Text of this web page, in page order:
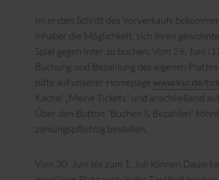
Im ersten Schritt des Vorverkaufs
inhaber die Möglichkeit, sich ihren
Spiel gegen Inter zu buchen. Vom 29. Juni
Buchung und Bezahlung des eigenen
bitte auf unserer Homepage www.ksc.de/
Kachel „Meine Tickets“ und anschließend
Über den Button “Buchen & Bezahlen”
zahlungspflichtig bestellen.
Vom 30. Juni bis zum 1. Juli können